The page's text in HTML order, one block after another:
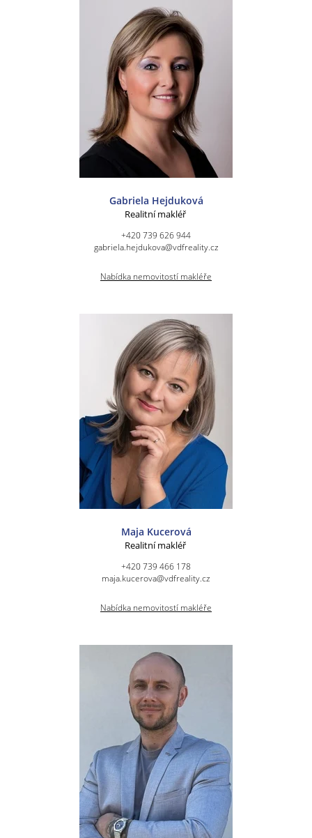
Gabriela Hejduková
Realitní makléř
+420 739 626 944
gabriela.hejdukova@vdfreality.cz
Nabídka nemovitostí makléře
Maja Kucerová
Realitní makléř
+420 739 466 178
maja.kucerova@vdfreality.cz
Nabídka nemovitostí makléře